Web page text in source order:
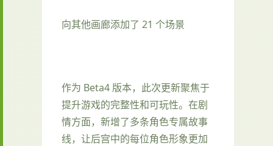
向其他画廊添加了 21 个场景
作为 Beta4 版本，此次更新聚焦于
提升游戏的完整性和可玩性。在剧
情方面，新增了多条角色专属故事
线，让后宫中的每位角色形象更加